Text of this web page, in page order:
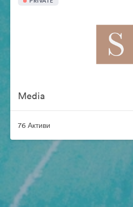
Media
76 Активи